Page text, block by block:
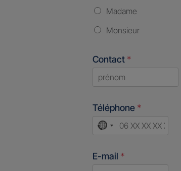
Madame
Monsieur
Contact *
Téléphone *
No
selected
E-mail *